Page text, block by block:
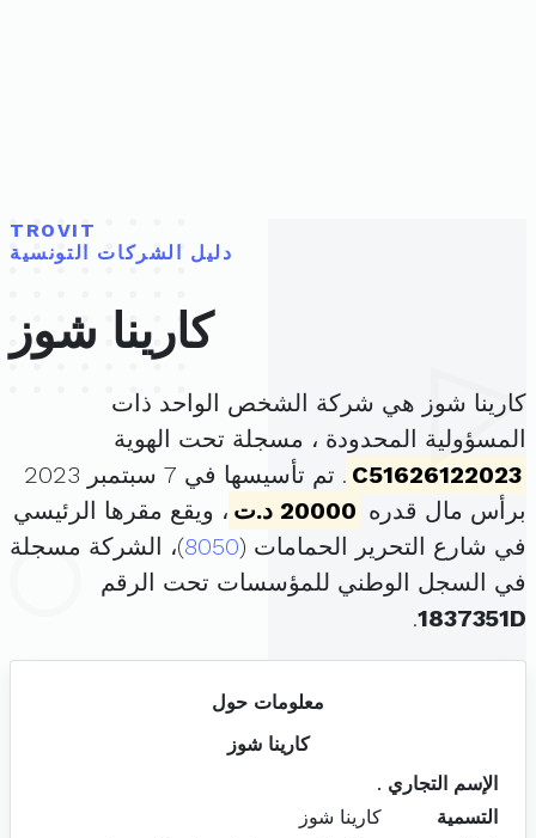
TROVIT
دليل الشركات التونسية
كارينا شوز
كارينا شوز هي شركة الشخص الواحد ذات
المسؤولية المحدودة ، مسجلة تحت الهوية
C51626122023
. تم تأسيسها في 7 سبتمبر 2023
برأس مال قدره 20000 د.ت
، ويقع مقرها الرئيسي
في شارع التحرير الحمامات (8050)، الشركة مسجلة
في السجل الوطني للمؤسسات تحت الرقم
1837351D
.
معلومات حول
كارينا شوز
الإسم التجاري .
التسمية
كارينا شوز